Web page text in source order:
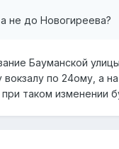
не до Новогиреева?
Бауманской
по 24ому, а
таком изменении